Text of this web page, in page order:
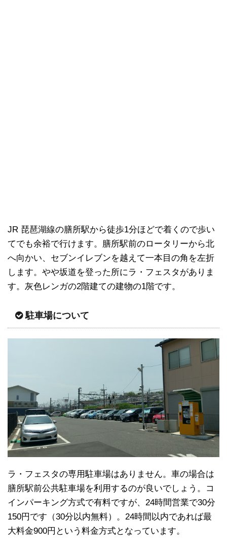
JR 琵琶湖線の膳所駅から徒歩1分ほどで着くので歩い
てでも余裕で行けます。膳所駅前のロータリーから北
へ向かい、セブンイレブンを越えて一本目の角を左折
します。やや坂道を登った所にラ・フェスタがありま
す。灰色レンガの2階建ての建物の1階です。
駐車場について
ラ・フェスタの専用駐車場はありません。車の場合は
膳所駅前公共駐車場を利用するのが良いでしょう。コ
インパーキング方式で有料ですが、24時間営業で30分
150円です（30分以内無料）。24時間以内であれば最
大料金900円という料金方式となっています。